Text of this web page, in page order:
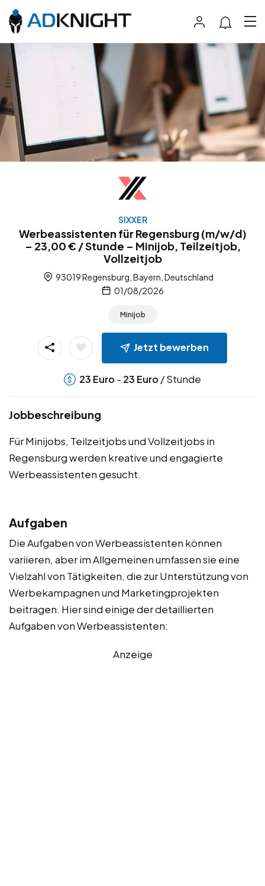
SIXXER
Werbeassistenten für Regensburg (m/w/d)
– 23,00 € / Stunde – Minijob, Teilzeitjob,
Vollzeitjob
93019 Regensburg, Bayern, Deutschland
01/08/2026
Minijob
Jetzt bewerben
23 Euro - 23 Euro / Stunde
Jobbeschreibung
Für Minijobs, Teilzeitjobs und Vollzeitjobs in
Regensburg werden kreative und engagierte
Werbeassistenten gesucht.
Aufgaben
Die Aufgaben von Werbeassistenten können
variieren, aber im Allgemeinen umfassen sie eine
Vielzahl von Tätigkeiten, die zur Unterstützung von
Werbekampagnen und Marketingprojekten
beitragen. Hier sind einige der detaillierten
Aufgaben von Werbeassistenten:
Anzeige